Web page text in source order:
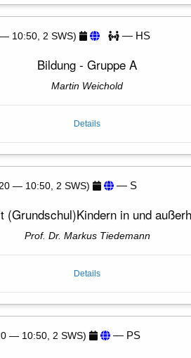
10:50, 2 SWS) — HS
Bildung - Gruppe A
Martin Weichold
Details
— 10:50, 2 SWS) — S
(Grundschul)Kindern in und
Prof. Dr. Markus Tiedemann
Details
— 10:50, 2 SWS) — PS